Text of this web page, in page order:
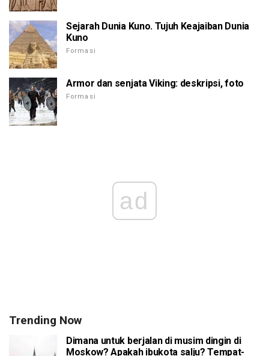
Sejarah Dunia Kuno. Tujuh Keajaiban Dunia
Kuno
Formasi
Armor dan senjata Viking: deskripsi, foto
Formasi
ad
Trending Now
Dimana untuk berjalan di musim dingin di
Moskow? Apakah ibukota salju? Tempat-